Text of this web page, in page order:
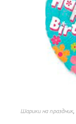
Шарики на праздник,